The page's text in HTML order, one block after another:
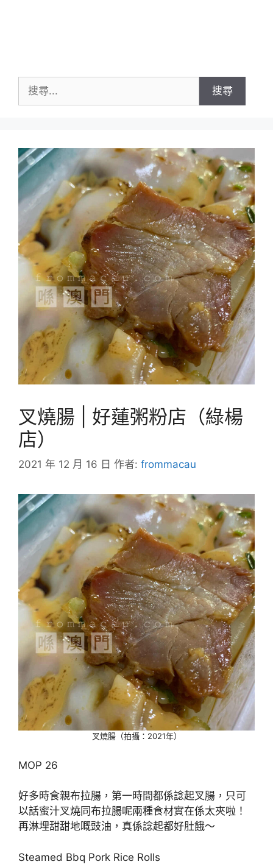
叉燒腸 | 好蓮粥粉店（綠楊
店）
2021 年 12 月 16 日 作者: frommacau
叉燒腸（拍攝：2021年）
MOP 26
好多時食親布拉腸，第一時間都係諗起叉腸，只可
以話蜜汁叉燒同布拉腸呢兩種食材實在係太夾啦！
再淋埋甜甜地嘅豉油，真係諗起都好肚餓～
Steamed Bbq Pork Rice Rolls